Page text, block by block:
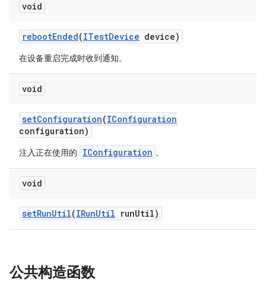
void
rebootEnded(ITestDevice device)
在设备重启完成时收到通知。
void
setConfiguration(IConfiguration
configuration)
注入正在使用的 IConfiguration 。
void
setRunUtil(IRunUtil runUtil)
公共构造函数